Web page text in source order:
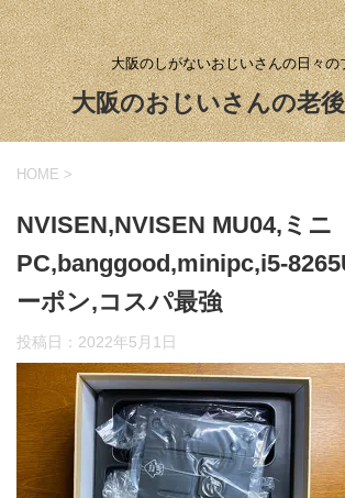
大阪のしがないおじいさんの日々の
大阪のおじいさんの老
HOME >
NVISEN,NVISEN MU04,ミニ
PC,banggood,minipc,i5-
ーポン,コスパ最強
投稿日： 2022年5月1日